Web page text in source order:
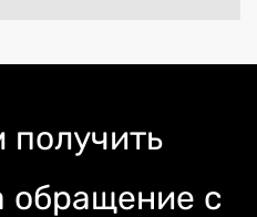
обращение с